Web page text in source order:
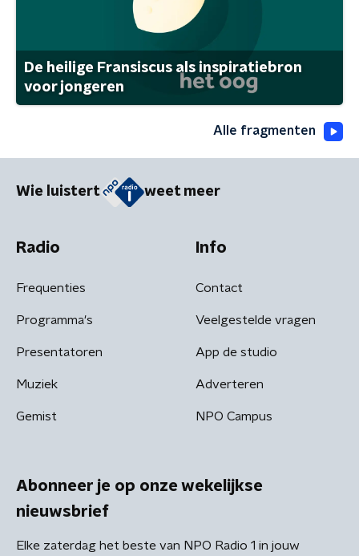
De heilige Fransiscus als inspiratiebron
voor jongeren
Alle fragmenten
Wie luistert weet meer
Radio
Frequenties
Programma's
Presentatoren
Muziek
Gemist
Info
Contact
Veelgestelde vragen
App de studio
Adverteren
NPO Campus
Abonneer je op onze wekelijkse
nieuwsbrief
Elke zaterdag het beste van NPO Radio 1 in jouw